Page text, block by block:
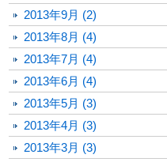
2013年9月 (2)
2013年8月 (4)
2013年7月 (4)
2013年6月 (4)
2013年5月 (3)
2013年4月 (3)
2013年3月 (3)